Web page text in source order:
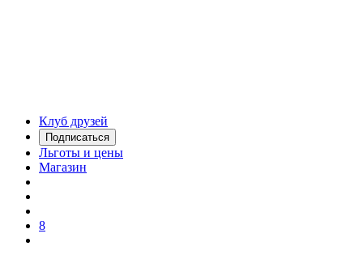
Клуб друзей
Подписаться
Льготы и цены
Магазин
8